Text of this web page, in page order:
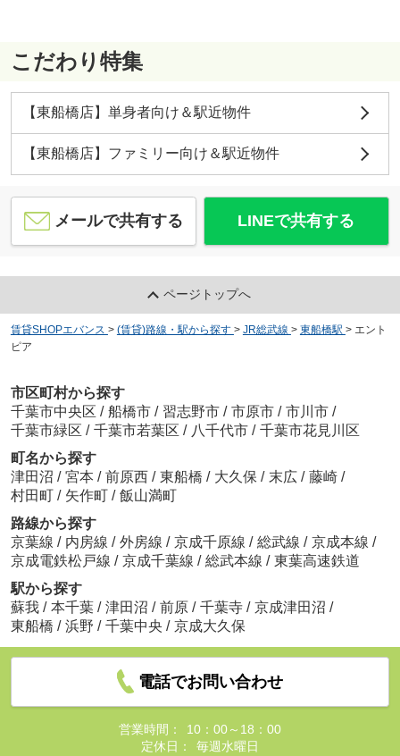
こだわり特集
【東船橋店】単身者向け＆駅近物件
【東船橋店】ファミリー向け＆駅近物件
メールで共有する LINEで共有する
ページトップへ
賃貸SHOPエバンス > (賃貸)路線・駅から探す > JR総武線 > 東船橋駅 > エント
ピア
市区町村から探す
千葉市中央区 / 船橋市 / 習志野市 / 市原市 / 市川市 /
千葉市緑区 / 千葉市若葉区 / 八千代市 / 千葉市花見川区
町名から探す
津田沼 / 宮本 / 前原西 / 東船橋 / 大久保 / 末広 / 藤崎 /
村田町 / 矢作町 / 飯山満町
路線から探す
京葉線 / 内房線 / 外房線 / 京成千原線 / 総武線 / 京成本線 /
京成電鉄松戸線 / 京成千葉線 / 総武本線 / 東葉高速鉄道
駅から探す
蘇我 / 本千葉 / 津田沼 / 前原 / 千葉寺 / 京成津田沼 /
東船橋 / 浜野 / 千葉中央 / 京成大久保
電話でお問い合わせ
営業時間：
10：00～18：00
定休日：
毎週水曜日